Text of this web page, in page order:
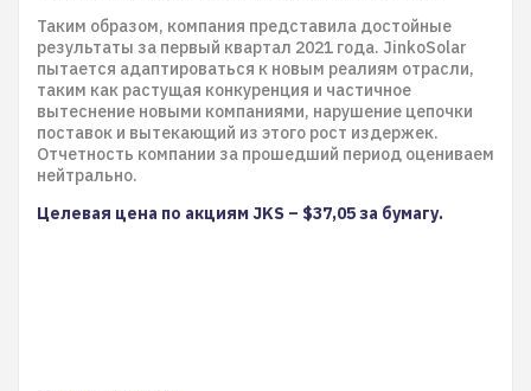
Таким образом, компания представила достойные
результаты за первый квартал 2021 года. JinkoSolar
пытается адаптироваться к новым реалиям отрасли,
таким как растущая конкуренция и частичное
вытеснение новыми компаниями, нарушение цепочки
поставок и вытекающий из этого рост издержек.
Отчетность компании за прошедший период оцениваем
нейтрально.
Целевая цена по акциям JKS – $37,05 за бумагу.